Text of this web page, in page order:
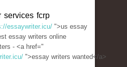
services fcrp
essaywriter.icu/ ">us essay
essay writers online
- <a href="
">essay writers wanted</a>